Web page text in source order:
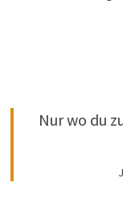
Nur wo du